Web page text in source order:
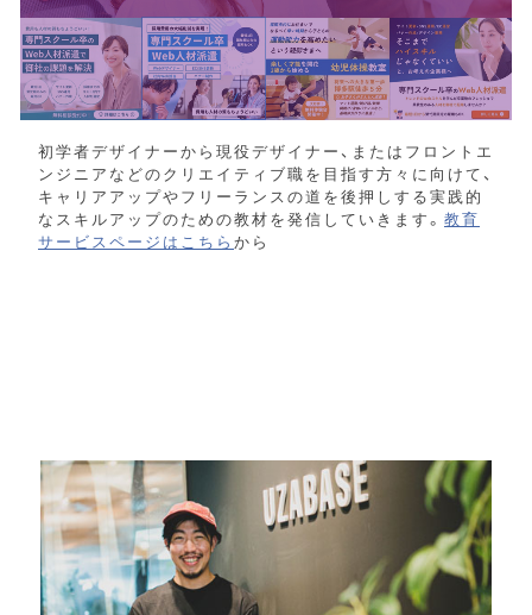
初学者デザイナーから現役デザイナー、またはフロントエ
ンジニアなどのクリエイティブ職を目指す方々に向けて、
キャリアアップやフリーランスの道を後押しする実践的
なスキルアップのための教材を発信していきます。 教育
サービスページはこちら から